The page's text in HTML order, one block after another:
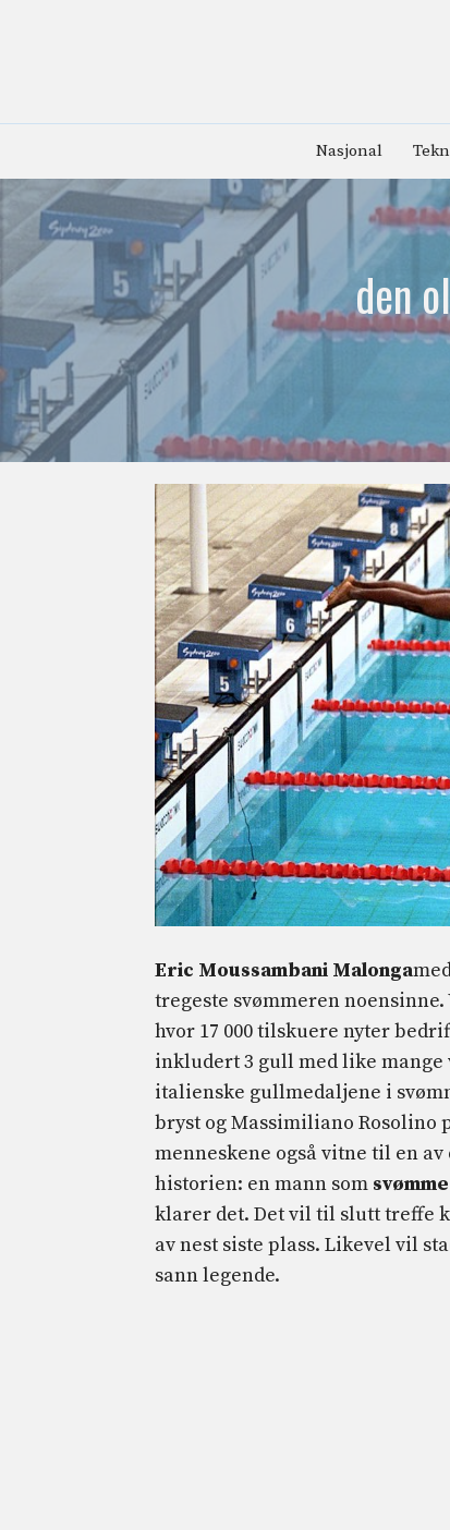
Nasjonal
den
Eric Moussambani Malonga
tregeste svømmeren noensinne.
hvor 17 000 tilskuere nyter
inkludert 3 gull med like
italienske gullmedaljene i
bryst og Massimiliano Rosolino
menneskene også vitne til en
historien: en mann som
klarer det. Det vil til slutt treffe
av nest siste plass. Likevel vil
sann legende.